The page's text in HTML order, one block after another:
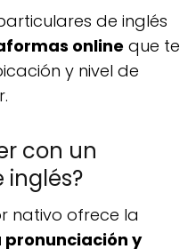
de inglés
online que te
y nivel de
con un
inglés?
nativo ofrece la
y